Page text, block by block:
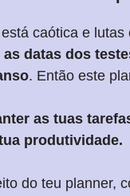
caótica e lutas
as datas dos
. Então este
as tuas
produtividade.
do teu planner,